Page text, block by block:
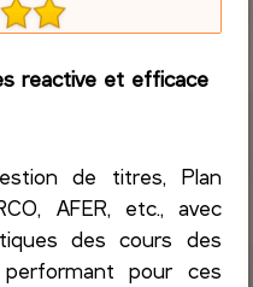
reactive et efficace
de titres, Plan
AFER, etc., avec
des cours des
pour ces